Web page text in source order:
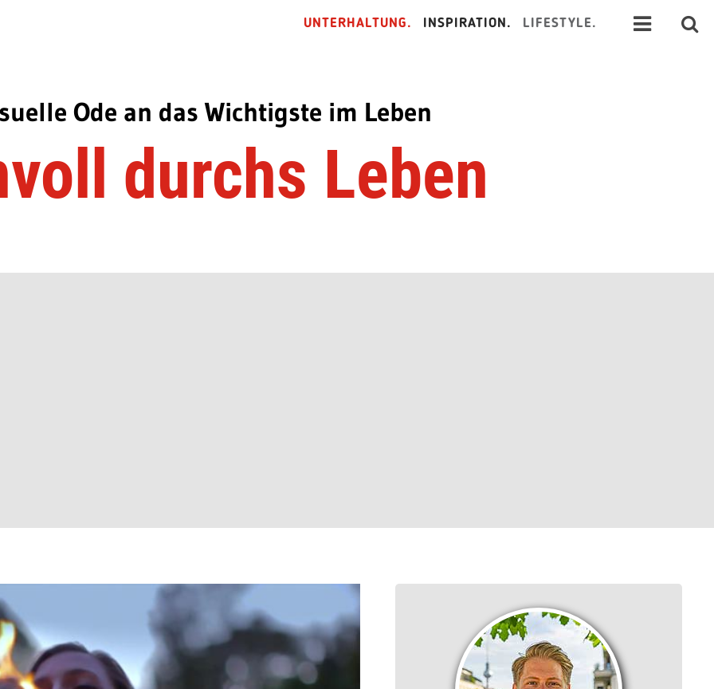
UNTERHALTUNG. INSPIRATION. LIFESTYLE.
Ode an das Wichtigste im Leben
durchs Leben